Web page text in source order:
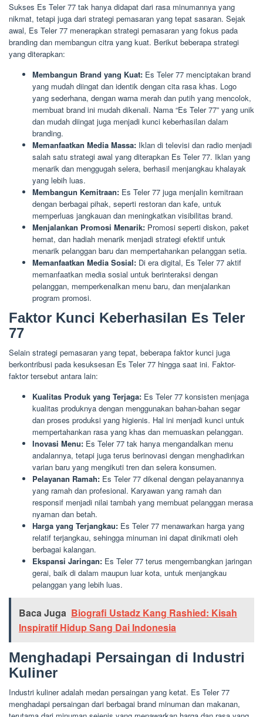
Sukses Es Teler 77 tak hanya didapat dari rasa minumannya yang
nikmat, tetapi juga dari strategi pemasaran yang tepat sasaran. Sejak
awal, Es Teler 77 menerapkan strategi pemasaran yang fokus pada
branding dan membangun citra yang kuat. Berikut beberapa strategi
yang diterapkan:
Membangun Brand yang Kuat: Es Teler 77 menciptakan brand
yang mudah diingat dan identik dengan cita rasa khas. Logo
yang sederhana, dengan warna merah dan putih yang mencolok,
membuat brand ini mudah dikenali. Nama “Es Teler 77” yang unik
dan mudah diingat juga menjadi kunci keberhasilan dalam
branding.
Memanfaatkan Media Massa: Iklan di televisi dan radio menjadi
salah satu strategi awal yang diterapkan Es Teler 77. Iklan yang
menarik dan menggugah selera, berhasil menjangkau khalayak
yang lebih luas.
Membangun Kemitraan: Es Teler 77 juga menjalin kemitraan
dengan berbagai pihak, seperti restoran dan kafe, untuk
memperluas jangkauan dan meningkatkan visibilitas brand.
Menjalankan Promosi Menarik: Promosi seperti diskon, paket
hemat, dan hadiah menarik menjadi strategi efektif untuk
menarik pelanggan baru dan mempertahankan pelanggan setia.
Memanfaatkan Media Sosial: Di era digital, Es Teler 77 aktif
memanfaatkan media sosial untuk berinteraksi dengan
pelanggan, memperkenalkan menu baru, dan menjalankan
program promosi.
Faktor Kunci Keberhasilan Es Teler
77
Selain strategi pemasaran yang tepat, beberapa faktor kunci juga
berkontribusi pada kesuksesan Es Teler 77 hingga saat ini. Faktor-
faktor tersebut antara lain:
Kualitas Produk yang Terjaga: Es Teler 77 konsisten menjaga
kualitas produknya dengan menggunakan bahan-bahan segar
dan proses produksi yang higienis. Hal ini menjadi kunci untuk
mempertahankan rasa yang khas dan memuaskan pelanggan.
Inovasi Menu: Es Teler 77 tak hanya mengandalkan menu
andalannya, tetapi juga terus berinovasi dengan menghadirkan
varian baru yang mengikuti tren dan selera konsumen.
Pelayanan Ramah: Es Teler 77 dikenal dengan pelayanannya
yang ramah dan profesional. Karyawan yang ramah dan
responsif menjadi nilai tambah yang membuat pelanggan merasa
nyaman dan betah.
Harga yang Terjangkau: Es Teler 77 menawarkan harga yang
relatif terjangkau, sehingga minuman ini dapat dinikmati oleh
berbagai kalangan.
Ekspansi Jaringan: Es Teler 77 terus mengembangkan jaringan
gerai, baik di dalam maupun luar kota, untuk menjangkau
pelanggan yang lebih luas.
Baca Juga Biografi Ustadz Kang Rashied: Kisah
Inspiratif Hidup Sang Dai Indonesia
Menghadapi Persaingan di Industri
Kuliner
Industri kuliner adalah medan persaingan yang ketat. Es Teler 77
menghadapi persaingan dari berbagai brand minuman dan makanan,